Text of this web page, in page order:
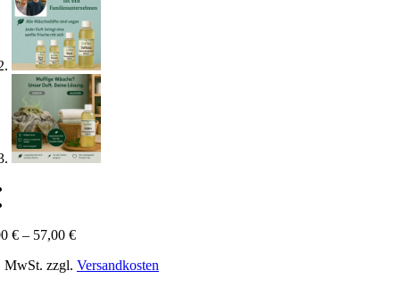
€ – 57,00 €
MwSt. zzgl. Versandkosten